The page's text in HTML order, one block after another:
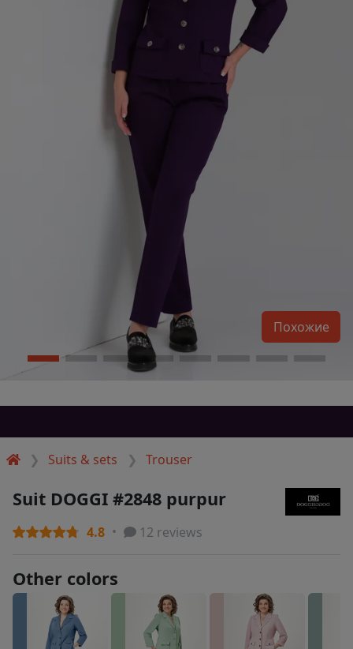
Suits & sets Trouser
Похожие
Suit DOGGI #2848 purpur
4.8 12 reviews
Other colors